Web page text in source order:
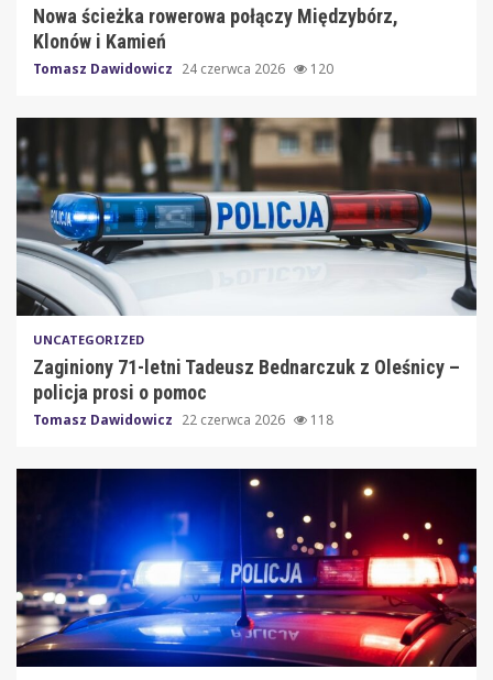
Nowa ścieżka rowerowa połączy Międzybórz,
Klonów i Kamień
Tomasz Dawidowicz 24 czerwca 2026 120
UNCATEGORIZED
Zaginiony 71-letni Tadeusz Bednarczuk z Oleśnicy –
policja prosi o pomoc
Tomasz Dawidowicz 22 czerwca 2026 118